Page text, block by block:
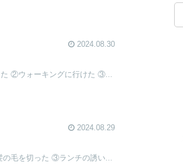
2024.08.30
②ウォーキングに行けた ③...
2024.08.29
毛を切った ③ランチの誘い...